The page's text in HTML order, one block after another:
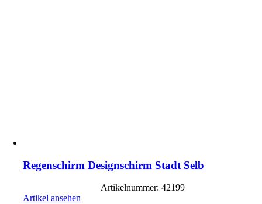
Regenschirm Designschirm Stadt Selb
Artikelnummer: 42199
Artikel ansehen